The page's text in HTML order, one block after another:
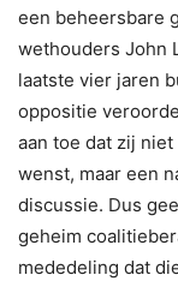
een beheersbare
wethouders John
laatste vier jaren
oppositie
aan toe dat zij
wenst, maar een
discussie. Dus
geheim
mededeling dat